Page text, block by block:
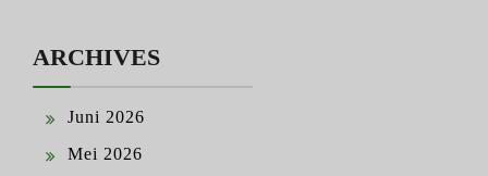
ARCHIVES
Juni 2026
Mei 2026